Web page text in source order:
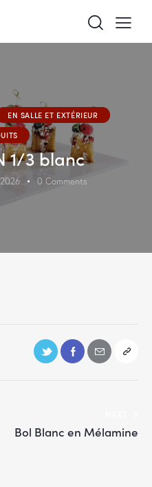
EN SALLE ET EXTÉRIEUR
1/3 blanc
0 Comments
Bol Blanc en Mélamine